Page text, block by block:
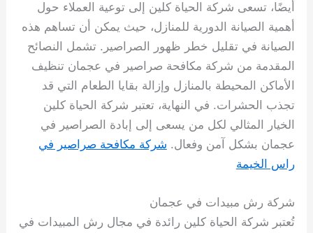
أيضًا، تسعى شركة الحياة كلين إلى توعية العملاء حول
أهمية الصيانة الدورية للمنازل، حيث يمكن أن تساهم هذه
الصيانة في تقليل خطر ظهور الصراصير. تشمل النصائح
المقدمة من شركة مكافحة صراصير في عجمان تنظيف
الأماكن المحيطة بالمنازل وإزالة بقايا الطعام التي قد
تجذب الحشرات. في النهاية، تعتبر شركة الحياة كلين
الخيار المثالي لكل من يسعى إلى إبادة الصراصير في
عجمان بشكل آمن وفعال. شركة مكافحة صراصير في
راس الخيمة
شركة رش مبيدات في عجمان
تُعتبر شركة الحياة كلين رائدة في مجال رش المبيدات في